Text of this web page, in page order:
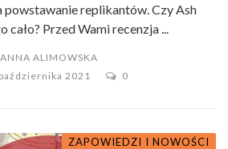
powstawanie replikantów. Czy Ash
Przed Wami recenzja ...
ANNA ALIMOWSKA
2021
0
ZAPOWIEDZI I NOWOŚCI